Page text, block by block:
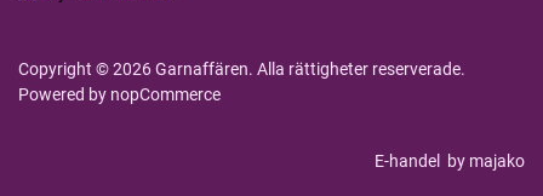
Copyright © 2026 Garnaffären. Alla rättigheter reserverade.
Powered by nopCommerce
E-handel by majako